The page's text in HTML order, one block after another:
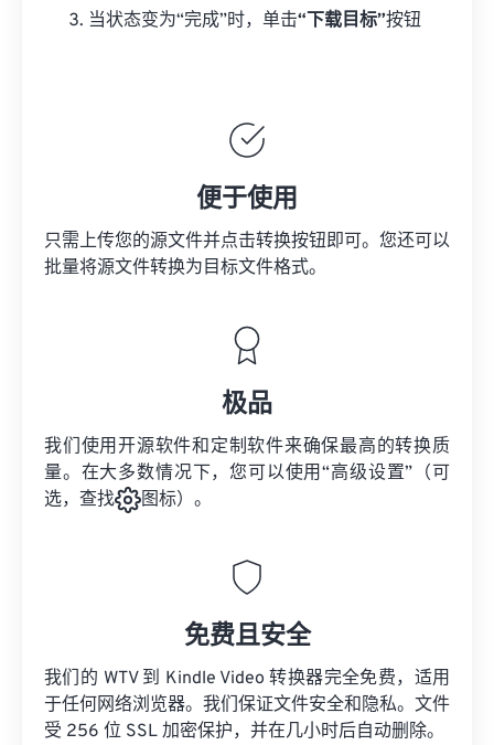
当状态变为“完成”时，单击“下载目标”按钮
便于使用
只需上传您的源文件并点击转换按钮即可。您还可以
批量将源文件转换为目标文件格式。
极品
我们使用开源软件和定制软件来确保最高的转换质
量。在大多数情况下，您可以使用“高级设置”（可
选，查找
图标）。
免费且安全
我们的 WTV 到 Kindle Video 转换器完全免费，适用
于任何网络浏览器。我们保证文件安全和隐私。文件
受 256 位 SSL 加密保护，并在几小时后自动删除。